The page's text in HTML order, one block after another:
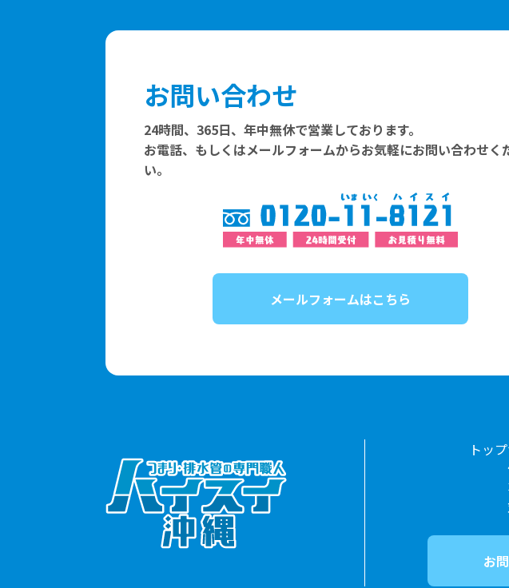
お問い合わせ
24時間、365日、年中無休で営業しております。
お電話、もしくはメールフォームからお気軽にお問い合わせく
い。
メールフォームはこちら
トップ
お